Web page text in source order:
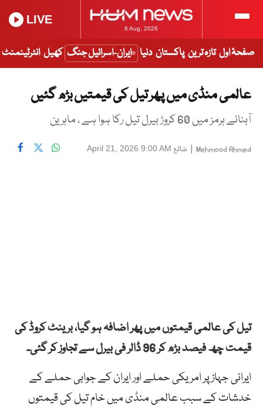
6 Aug, 2026
LIVE
صفحۂ اول تازہ ترین پاکستان دنیا ایران-اسرائیل جنگ کھیل انٹرٹینمنٹ
عالمی منڈی میں پھر تیل کی قیمتیں بڑھ گئیں
آبنائے ہرمز میں 60 کروڑ بیرل تیل رکا ہوا ہے ، ماہرین
Mehmood Ahmed
| شائع April 21, 2026 9:00 AM
تیل کی عالمی قیمتوں میں پھر اضافہ ہو گیا، برینٹ کروڈ کی
قیمت چھ فیصد بڑھ کر 96 ڈالر فی بیرل سے تجاوز کر گئی۔
ایرانی جہاز پر امریکی حملے اور ایران کے جوابی حملے کے
خدشات کے سبب عالمی منڈی میں خام تیل کی قیمتوں